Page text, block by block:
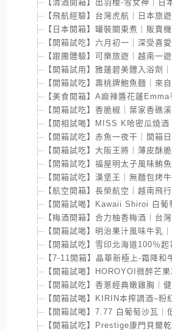
【清酒開箱】出羽櫻-雪女神｜
【飛航經驗】台灣虎航｜日本旅
【日本開箱】罐裝關東煮｜販賣
【開箱試吃】六月初一｜深受喜
【跟團體驗】可樂旅遊｜越南一
【開箱試用】雅蓮碧美體入浴劑
【開箱試吃】壽桃牌鮑魚麵｜來
【美食開箱】A麻辣醬花蓮
【開箱試吃】香脆椒｜葉家香礁
【開相試喝】MISS K哈密瓜燒
【開箱試吃】赤魚一夜干｜開箱
【開箱試吃】大阪王將｜薄皮酥
【開箱試吃】福屋明太子風味鮪
【開箱試吃】漢堡王｜無麵包烤
【航空開箱】長榮航空｜越南飛
【開箱試喝】Kawaii Shiroi 白
【梅酒開箱】合力柚香梅酒｜台
【開箱試喝】明治果汁風味牛乳
【開箱試吃】雪印北海道100％
【7-11開箱】晶華新極上-霜降和
【開箱試喝】HOROYOI微醉芒
【開箱試吃】香蔥經典嫩雞胸｜
【開箱試喝】KIRIN本搾調酒–
【開箱試喝】7.77 白葡萄沙瓦
【開箱試吃】Prestige康門貝爾